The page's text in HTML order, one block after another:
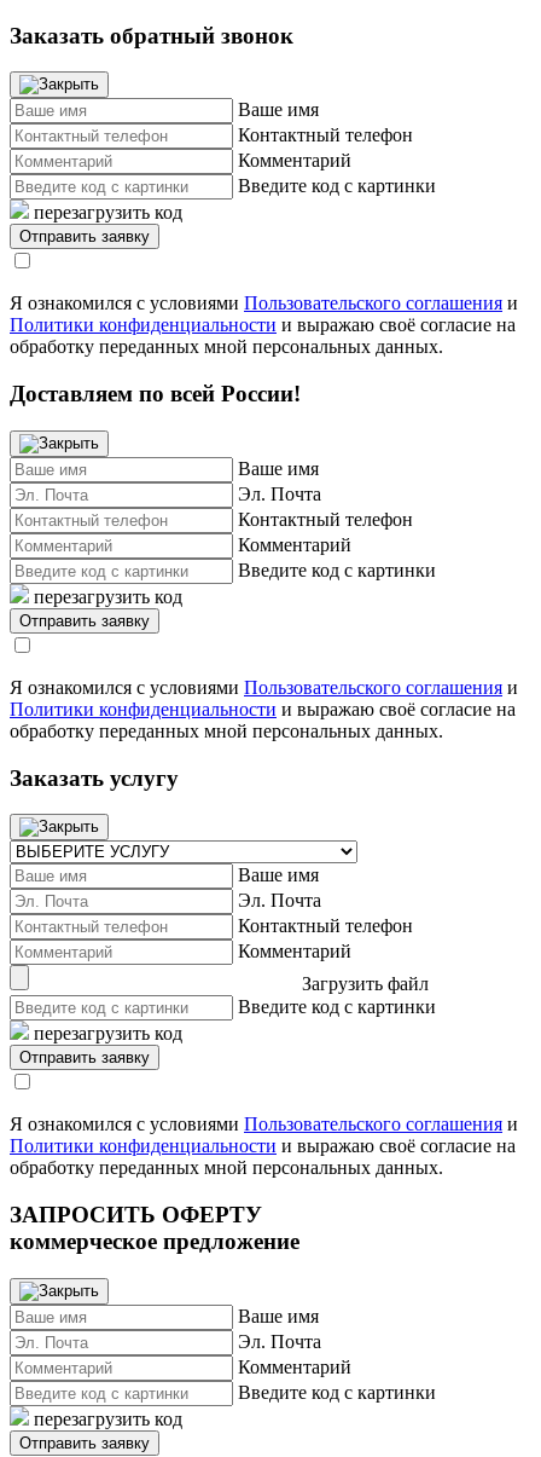
Заказать обратный звонок
Ваше имя
Контактный телефон
Комментарий
Введите код с картинки
перезагрузить код
Я ознакомился с условиями Пользовательского соглашения и
Политики конфиденциальности и выражаю своё согласие на
обработку переданных мной персональных данных.
Доставляем по всей России!
Ваше имя
Эл. Почта
Контактный телефон
Комментарий
Введите код с картинки
перезагрузить код
Я ознакомился с условиями Пользовательского соглашения и
Политики конфиденциальности и выражаю своё согласие на
обработку переданных мной персональных данных.
Заказать услугу
Ваше имя
Эл. Почта
Контактный телефон
Комментарий
Загрузить файл
Введите код с картинки
перезагрузить код
Я ознакомился с условиями Пользовательского соглашения и
Политики конфиденциальности и выражаю своё согласие на
обработку переданных мной персональных данных.
ЗАПРОСИТЬ ОФЕРТУ
коммерческое предложение
Ваше имя
Эл. Почта
Комментарий
Введите код с картинки
перезагрузить код